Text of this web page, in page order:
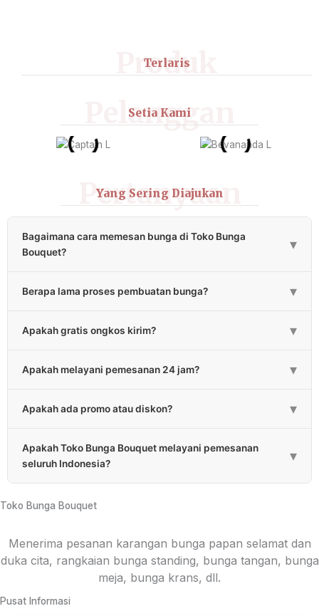
Produk
Terlaris
Pelanggan
Setia Kami
Pertanyaan
Yang Sering Diajukan
Bagaimana cara memesan bunga di Toko Bunga
Bouquet?
▾
atau bisa menghubungi CS kami melalui ikon “Chat
Berapa lama proses pembuatan bunga? ▾
untuk rangkaian bunga 1-3 jam. Estimasi bisa melebihi
Apakah gratis ongkos kirim? ▾
Untuk daerah yang kena ongkos kirim akan kami
Apakah melayani pemesanan 24 jam? ▾
Apakah ada promo atau diskon?
▾
diskon untuk pembelian jumlah tertentu.
Apakah Toko Bunga Bouquet melayani pemesanan
seluruh Indonesia?
▾
Indonesia melalui rekanan. Untuk konsep bunga
Toko Bunga Bouquet
Menerima pesanan karangan bunga papan selamat dan
duka cita, rangkaian bunga standing, bunga tangan, bunga
meja, bunga krans, dll.
Pusat Informasi